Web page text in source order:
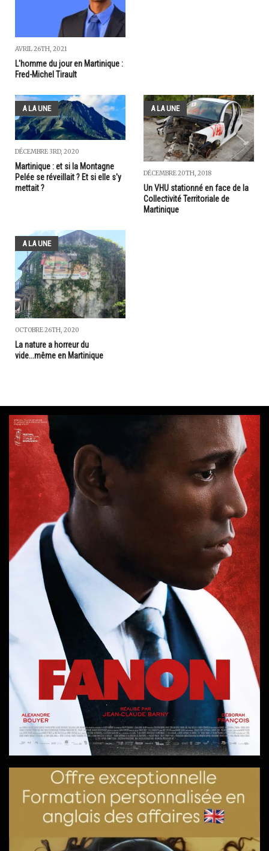
AVRIL 26TH, 2021
L'homme du jour en Martinique :
Fred-Michel Tirault
A LA UNE
DÉCEMBRE 3RD, 2020
Martinique : et si la Montagne
Pelée se réveillait ? Et si elle s'y
mettait ?
A LA UNE
DÉCEMBRE 20TH, 2018
Un VHU stationné en face de la
Collectivité Territoriale de
Martinique
A LA UNE
OCTOBRE 26TH, 2020
La nature a horreur du
vide...même en Martinique